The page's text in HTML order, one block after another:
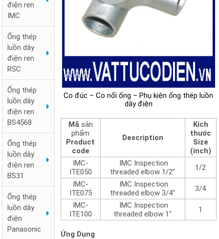
Co đúc – Co nối ống – Phụ kiện ống thép luồn
dây điện
Mã sản
phẩm
Product
code
Description
Kích
thước
Size
(inch)
IMC-
ITE050
IMC Inspection
threaded elbow 1/2”
1/2
IMC-
ITE075
IMC Inspection
threaded elbow 3/4″
3/4
IMC-
ITE100
IMC Inspection
threaded elbow 1″
1
Ứng Dụng
điện ren
IMC
Ống thép
luồn dây
điện ren
RSC
Ống thép
luồn dây
điện ren
BS4568
Ống thép
luồn dây
điện ren
BS31
Ống thép
luồn dây
điện
Panasonic